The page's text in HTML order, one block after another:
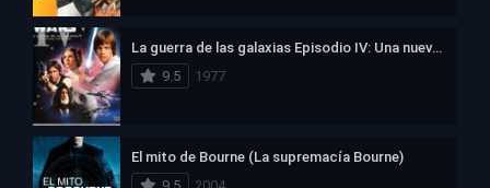
La guerra de las galaxias Episodio IV: Una nueva esperanza
9.5
1977
El mito de Bourne (La supremacía Bourne)